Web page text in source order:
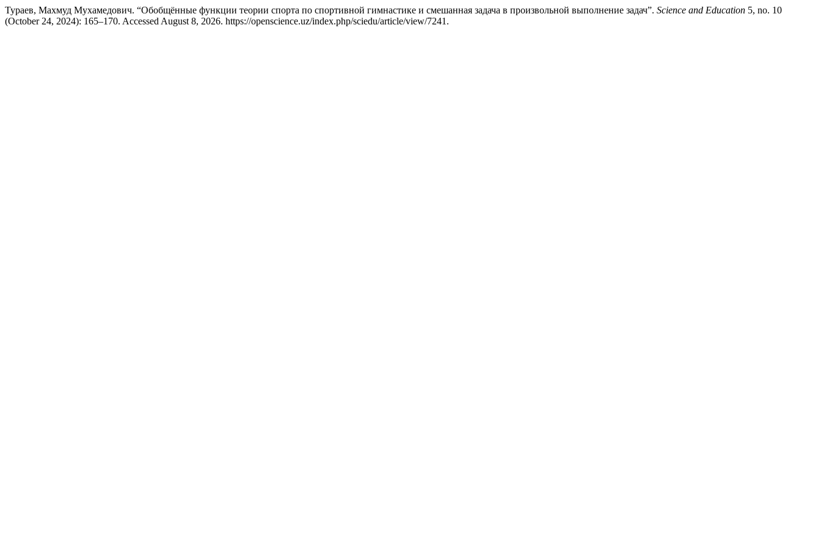
Тураев, Махмуд Мухамедович. “Обобщённые функции теории спорта по спортивной гимнастике и смешанная задача в произвольной выполнение задач”. Science and Education 5, no. 10
(October 24, 2024): 165–170. Accessed August 8, 2026. https://openscience.uz/index.php/sciedu/article/view/7241.